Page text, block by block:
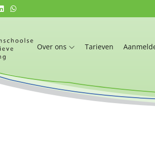
Over ons Tarieven